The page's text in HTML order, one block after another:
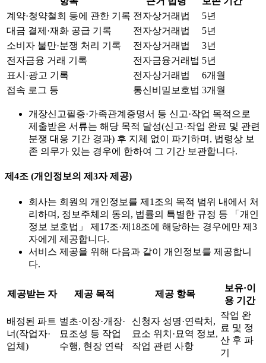
계약·청약철회 등에 관한 기록 전자상거래법
5년
대금 결제·재화 공급 기록
전자상거래법
5년
소비자 불만·분쟁 처리 기록
전자상거래법
3년
전자금융 거래 기록
전자금융거래법 5년
표시·광고 기록
전자상거래법
6개월
접속 로그 등
통신비밀보호법 3개월
개장신고필증·가족관계증명서 등 신고·작업 목적으로
제출받은 서류는 해당 목적 달성(신고·작업 완료 및 관련
분쟁 대응 기간 경과) 후 지체 없이 파기하며, 법령상 보
존 의무가 있는 경우에 한하여 그 기간 보관합니다.
제4조 (개인정보의 제3자 제공)
회사는 회원의 개인정보를 제1조의 목적 범위 내에서 처
리하며, 정보주체의 동의, 법률의 특별한 규정 등 「개인
정보 보호법」 제17조·제18조에 해당하는 경우에만 제3
자에게 제공합니다.
서비스 제공을 위해 다음과 같이 개인정보를 제공합니
다.
제공받는 자 제공 목적 제공 항목
보유·이
용 기간
배정된 파트
너(작업자·
업체)
벌초·이장·개장·
묘조성 등 작업
수행, 현장 연락
신청자 성명·연락처,
묘소 위치·묘역 정보,
작업 관련 사항
작업 완
료 및 정
산 후 파
기